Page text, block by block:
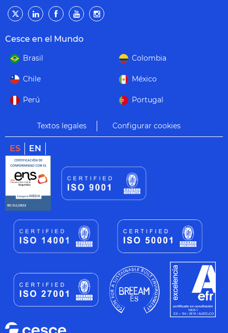
Cesce en el Mundo
Brasil Colombia
Chile México
Perú Portugal
Textos legales Configurar cookies
ES EN